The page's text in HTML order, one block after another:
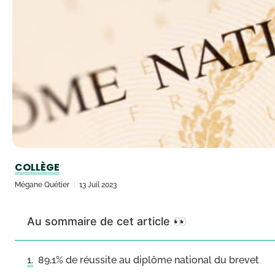
COLLÈGE
Mégane Quétier 13 Juil 2023
Au sommaire de cet article 👀
89,1% de réussite au diplôme national du brevet